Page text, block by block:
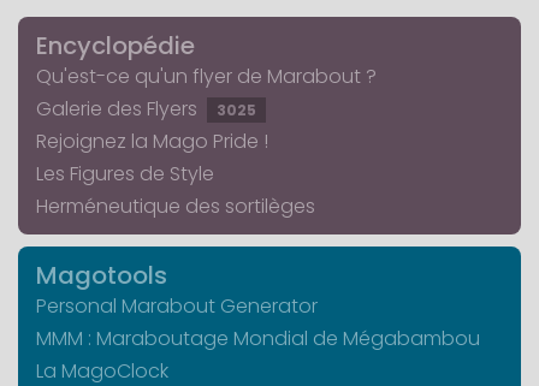
Encyclopédie
Qu'est-ce qu'un flyer de Marabout ?
Galerie des Flyers
3025
Rejoignez la Mago Pride !
Les Figures de Style
Herméneutique des sortilèges
Magotools
Personal Marabout Generator
MMM : Maraboutage Mondial de Mégabambou
La MagoClock